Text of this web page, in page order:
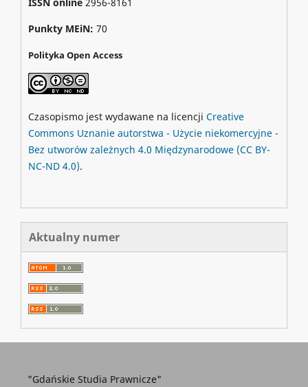
Punkty MEiN: 70
Polityka Open Access
Czasopismo jest wydawane na licencji Creative
Commons Uznanie autorstwa - Użycie niekomercyjne -
Bez utworów zależnych 4.0 Międzynarodowe (CC BY-
NC-ND 4.0).
Aktualny numer
"Gdańskie Studia Prawnicze"